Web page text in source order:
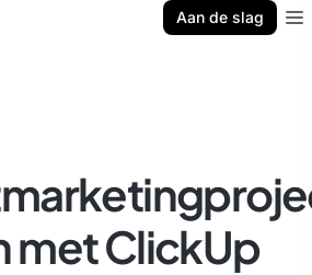
Aan de slag
met ClickUp